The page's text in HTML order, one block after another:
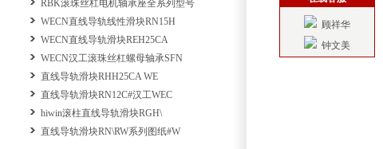
RBK滚珠丝杠电机轴承座全系列型号
WECN直线导轨线性滑块RN15H
WECN直线导轨滑块REH25CA
WECN汉工滚珠丝杠螺母轴承SFN
直线导轨滑块RHH25CA WE
直线导轨滑块RN12C#汉工WEC
hiwin滚柱直线导轨滑块RGH\
直线导轨滑块RN\RW系列图纸#W
顾祥华
钟文美